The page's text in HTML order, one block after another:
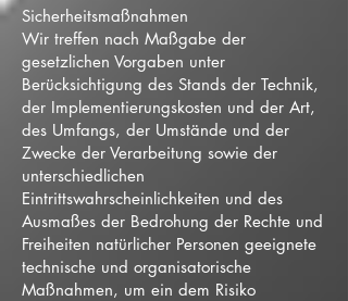
Sicherheitsmaßnahmen
Wir treffen nach Maßgabe der
gesetzlichen Vorgaben unter
Berücksichtigung des Stands der Technik,
der Implementierungskosten und der Art,
des Umfangs, der Umstände und der
Zwecke der Verarbeitung sowie der
unterschiedlichen
Eintrittswahrscheinlichkeiten und des
Ausmaßes der Bedrohung der Rechte und
Freiheiten natürlicher Personen geeignete
technische und organisatorische
Maßnahmen, um ein dem Risiko